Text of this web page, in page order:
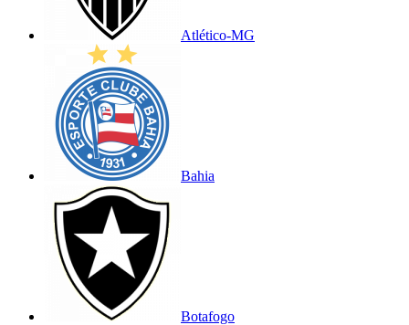
Atlético-MG
Bahia
Botafogo